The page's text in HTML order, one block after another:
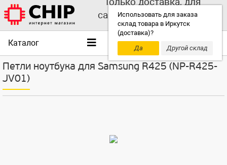
Использовать для заказа
склад товара в Иркутск
(доставка)?
Да
Другой склад
самовывоза выбирайте
другой склад!
Каталог
Петли ноутбука для Samsung R425 (NP-R425-
JV01)